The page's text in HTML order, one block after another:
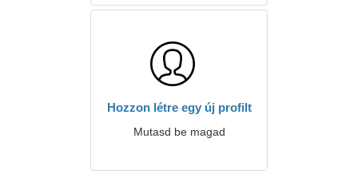
Hozzon létre egy új profilt
Mutasd be magad